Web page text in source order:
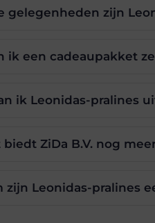
gelegenheden zijn
ik een cadeaupakket
ik Leonidas-pralines
biedt ZiDa B.V. nog
zijn Leonidas-pralines